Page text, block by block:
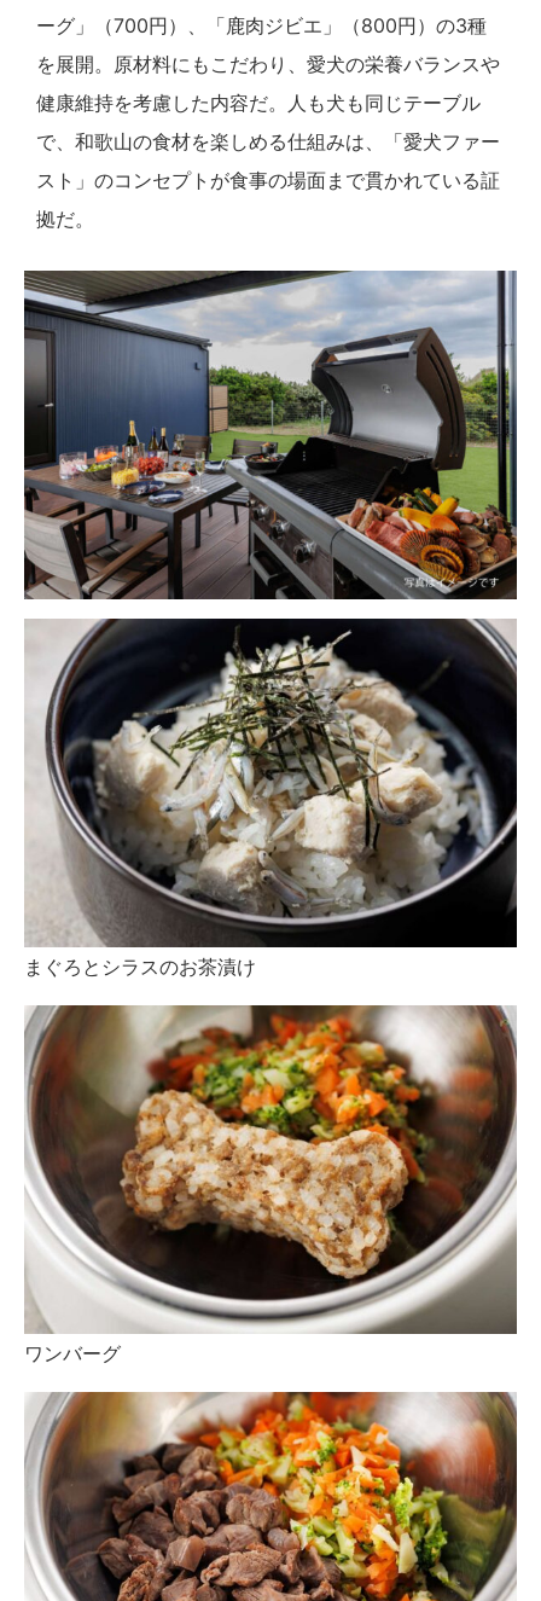
ーグ」（700円）、「鹿肉ジビエ」（800円）の3種
を展開。原材料にもこだわり、愛犬の栄養バランスや
健康維持を考慮した内容だ。人も犬も同じテーブル
で、和歌山の食材を楽しめる仕組みは、「愛犬ファー
スト」のコンセプトが食事の場面まで貫かれている証
拠だ。
まぐろとシラスのお茶漬け
ワンバーグ